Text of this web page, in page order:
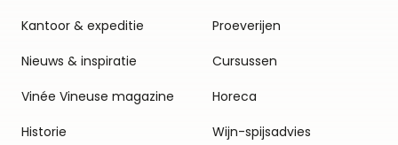
Kantoor & expeditie
Nieuws & inspiratie
Vinée Vineuse magazine
Historie
Proeverijen
Cursussen
Horeca
Wijn-spijsadvies